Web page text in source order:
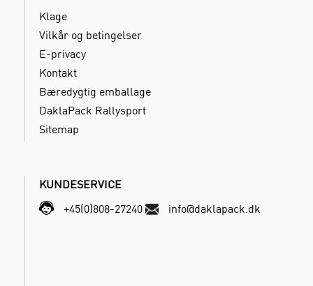
Klage
Vilkår og betingelser
E-privacy
Kontakt
Bæredygtig emballage
DaklaPack Rallysport
Sitemap
KUNDESERVICE
+45(0)808-27240
info@daklapack.dk